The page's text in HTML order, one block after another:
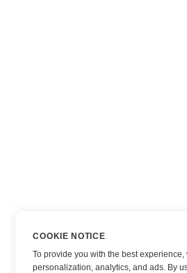
COOKIE NOTICE
To provide you with the best
personalization, analytics, and ads. By